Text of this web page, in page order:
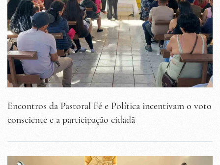
Encontros da Pastoral Fé e Política incentivam o voto
consciente e a participação cidadã